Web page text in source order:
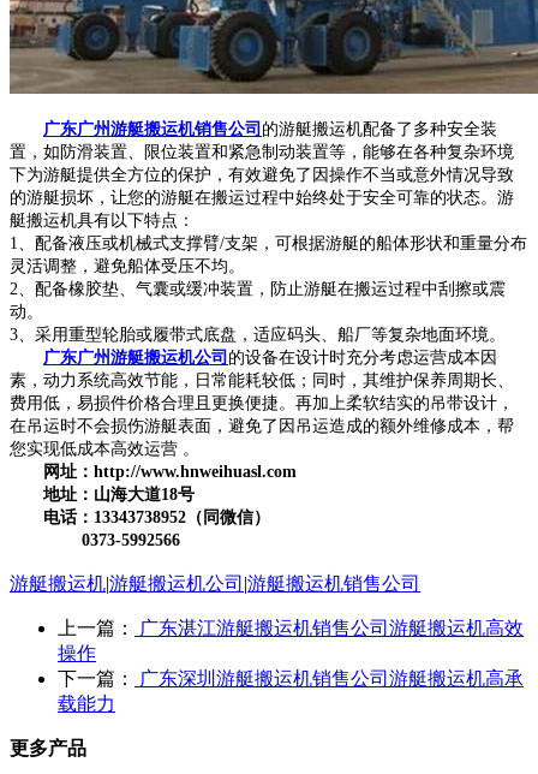
广东广州游艇搬运机销售公司 的游艇搬运机配备了多种安全装
置，如防滑装置、限位装置和紧急制动装置等，能够在各种复杂环境
下为游艇提供全方位的保护，有效避免了因操作不当或意外情况导致
的游艇损坏，让您的游艇在搬运过程中始终处于安全可靠的状态。游
艇搬运机具有以下特点：
1、配备液压或机械式支撑臂/支架，可根据游艇的船体形状和重量分布
灵活调整，避免船体受压不均。
2、配备橡胶垫、气囊或缓冲装置，防止游艇在搬运过程中刮擦或震
动。
3、采用重型轮胎或履带式底盘，适应码头、船厂等复杂地面环境。
广东广州游艇搬运机公司 的设备在设计时充分考虑运营成本因
素，动力系统高效节能，日常能耗较低；同时，其维护保养周期长、
费用低，易损件价格合理且更换便捷。再加上柔软结实的吊带设计，
在吊运时不会损伤游艇表面，避免了因吊运造成的额外维修成本，帮
您实现低成本高效运营 。
网址：http://www.hnweihuasl.com
地址：山海大道18号
电话：13343738952（同微信）
0373-5992566
游艇搬运机|游艇搬运机公司 |游艇搬运机销售公司
上一篇：
广东湛江游艇搬运机销售公司游艇搬运机高效
操作
下一篇：
广东深圳游艇搬运机销售公司游艇搬运机高承
载能力
更多产品